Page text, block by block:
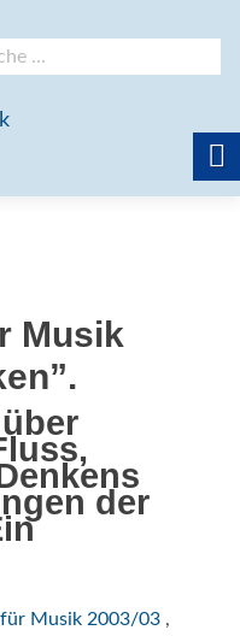
Musik
der
Musik 2003/03 ,